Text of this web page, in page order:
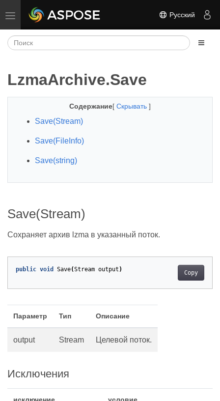
Переключить навигацию Русский
LzmaArchive.Save
Содержание[ Скрывать ]
Save(Stream)
Save(FileInfo)
Save(string)
Save(Stream)
Сохраняет архив lzma в указанный поток.
Copy
public void Save(Stream output )
Параметр Тип Описание
output Stream Целевой поток.
Исключения